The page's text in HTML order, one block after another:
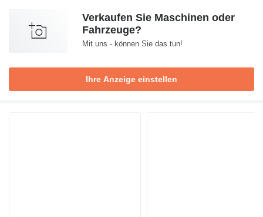
Verkaufen Sie Maschinen oder
Fahrzeuge?
Mit uns - können Sie das tun!
Ihre Anzeige einstellen